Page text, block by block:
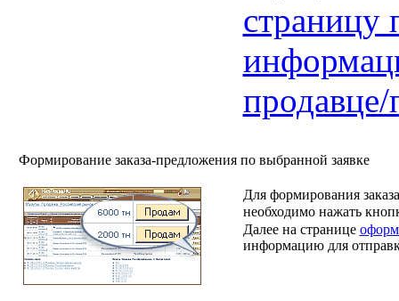
страницу
продавце/
Формирование заказа-предложения по выбранной заявке
Для формирования
необходимо нажать
Далее на странице
информацию для